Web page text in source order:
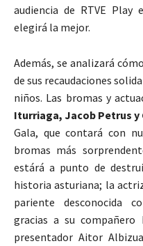
audiencia de RTVE Play
elegirá la mejor.
Además, se analizará
de sus recaudaciones
niños. Las bromas y
Iturriaga, Jacob Petrus y
Gala, que contará con
bromas más
estárá a punto de
historia asturiana; la
pariente desconocida
gracias a su compañero
presentador Aitor